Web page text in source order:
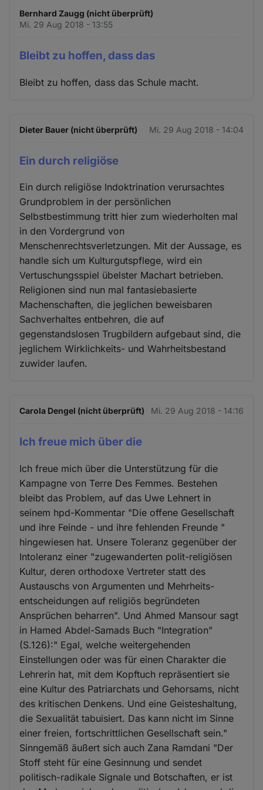
Bernhard Zaugg (nicht überprüft)
Mi. 29 Aug 2018 - 13:55
Bleibt zu hoffen, dass das
Bleibt zu hoffen, dass das Schule macht.
Dieter Bauer (nicht überprüft) Mi. 29 Aug 2018 - 14:04
Ein durch religiöse
Ein durch religiöse Indoktrination verursachtes
Grundproblem in der persönlichen
Selbstbestimmung tritt hier zum wiederholten mal
in den Vordergrund von
Menschenrechtsverletzungen. Mit der Aussage, es
handle sich um Kulturgutspflege, wird ein
Vertuschungsspiel übelster Machart betrieben.
Religionen sind nun mal fantasiebasierte
Machenschaften, die jeglichen beweisbaren
Sachverhaltes entbehren, die auf
gegenstandslosen Trugbildern aufgebaut sind, die
jeglichem Wirklichkeits- und Wahrheitsbestand
zuwider laufen.
Carola Dengel (nicht überprüft) Mi. 29 Aug 2018 - 14:16
Ich freue mich über die
Ich freue mich über die Unterstützung für die
Kampagne von Terre Des Femmes. Bestehen
bleibt das Problem, auf das Uwe Lehnert in
seinem hpd-Kommentar "Die offene Gesellschaft
und ihre Feinde - und ihre fehlenden Freunde "
hingewiesen hat. Unsere Toleranz gegenüber der
Intoleranz einer "zugewanderten polit-religiösen
Kultur, deren orthodoxe Vertreter statt des
Austauschs von Argumenten und Mehrheits-
entscheidungen auf religiös begründeten
Ansprüchen beharren". Und Ahmed Mansour sagt
in Hamed Abdel-Samads Buch "Integration"
(S.126):" Egal, welche weitergehenden
Einstellungen oder was für einen Charakter die
Lehrerin hat, mit dem Kopftuch repräsentiert sie
eine Kultur des Patriarchats und Gehorsams, nicht
des kritischen Denkens. Und eine Geisteshaltung,
die Sexualität tabuisiert. Das kann nicht im Sinne
einer freien, fortschrittlichen Gesellschaft sein."
Sinngemäß äußert sich auch Zana Ramdani "Der
Stoff steht für eine Gesinnung und sendet
politisch-radikale Signale und Botschaften, er ist